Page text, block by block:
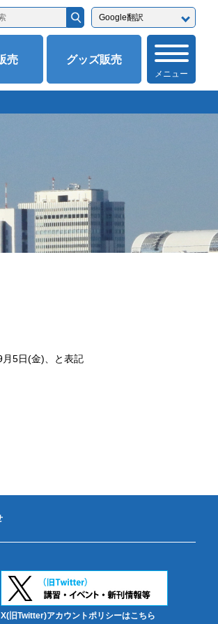
売 グッズ販売
5日(金)、と表記
X(旧Twitter)アカウントポリシーはこちら